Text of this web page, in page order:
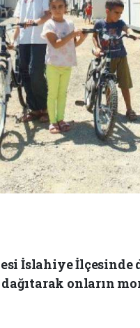
İslahiye İlçesinde
onların